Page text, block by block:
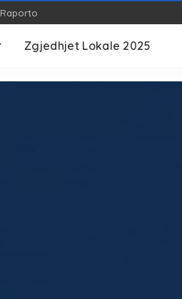
Raporto
Zgjedhjet Lokale 2025
Teknologji Shëndeti